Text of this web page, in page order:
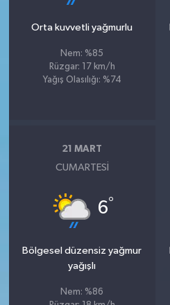
Orta kuvvetli yağmurlu
Nem: %85
Rüzgar: 17 km/h
Yağış Olasılığı: %74
21 MART
CUMARTESI
6°
Bölgesel düzensiz yağmur
yağışlı
Nem: %86